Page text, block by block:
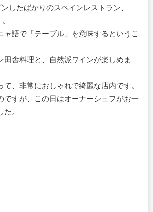
したばかりのスペインレストラン、
ャ語で「テーブル」を意味するというこ
田舎料理と、自然派ワインが楽しめま
て、非常におしゃれで綺麗な店内です。
ですが、この日はオーナーシェフがお一
。